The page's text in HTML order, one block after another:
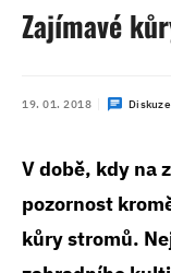
Zajímavé
19. 01. 2018
V době, kdy na
pozornost
kůry stromů.